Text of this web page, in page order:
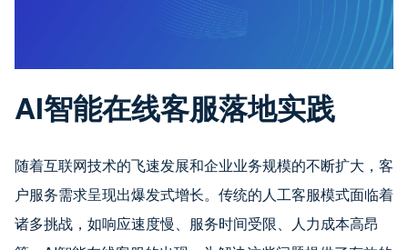
AI智能在线客服落地实践
随着互联网技术的飞速发展和企业业务规模的不断扩大，客
户服务需求呈现出爆发式增长。传统的人工客服模式面临着
诸多挑战，如响应速度慢、服务时间受限、人力成本高昂